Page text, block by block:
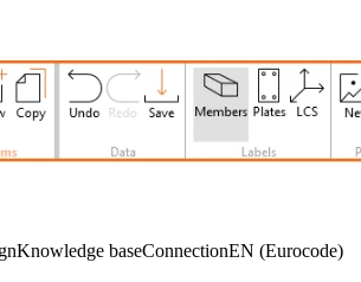
Knowledge baseConnectionEN (Eurocode)